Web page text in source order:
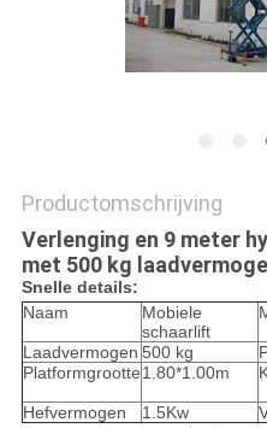
Productomschrijving
Verlenging en 9 meter
met 500 kg
Snelle details:
Naam
Mobiele
schaarlift
Laadvermogen 500 kg
Platformgrootte1.80*1.00m
Hefvermogen
1.5Kw